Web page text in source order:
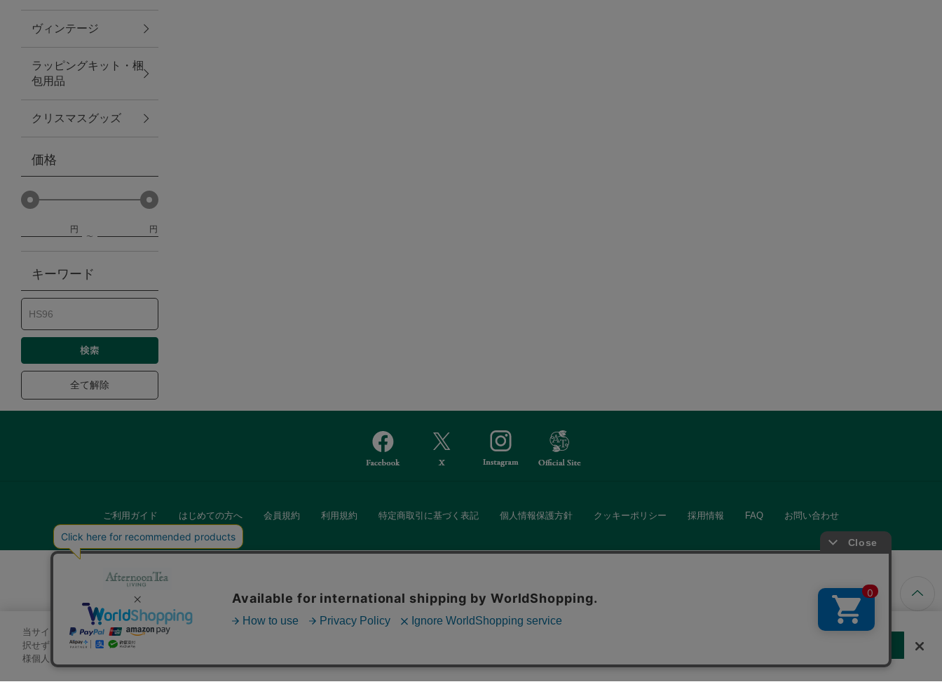
その他
紅茶・フード
防災グッズ・非常食
トレーニング
ヴィンテージ
ヴィンテージ
ラッピングキット・梱
包用品
クリスマスグッズ
価格
円 円
キーワード
全て解除
ご利用ガイド はじめての方へ 会員規約 利用規約 特定商取引に基づく表記 個人情報保護方針 クッキーポリシー 採用情報 FAQ お問い合わせ
当サイトでは、サイトの利便性向上のためにクッキーを使用いたします。ボタンから同意の可否を選択してください。選
択せずにページを移動した場合、クッキーの使用に同意したことになります。クッキーを通じて収集する情報には「お客
様個人を特定できる情報」は一切含まれておりません。詳細は